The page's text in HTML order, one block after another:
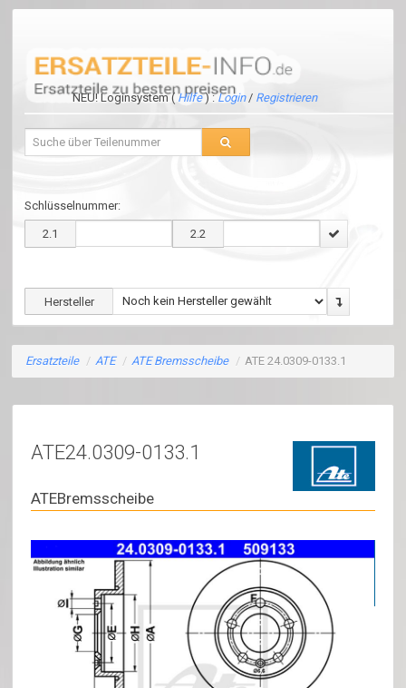
NEU! Loginsystem (Hilfe) :Login / Registrieren
Schlüsselnummer:
2.1 2.2
Hersteller
Ersatzteile / ATE / ATE Bremsscheibe / ATE 24.0309-0133.1
ATE24.0309-0133.1
ATEBremsscheibe